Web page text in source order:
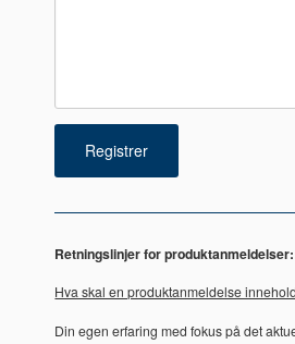
Retningslinjer for produktanmeldelser:
Hva skal en produktanmeldelse
Din egen erfaring med fokus på det